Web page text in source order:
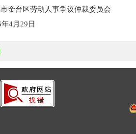
金台区劳动人事争议仲裁委员会
年4月29日